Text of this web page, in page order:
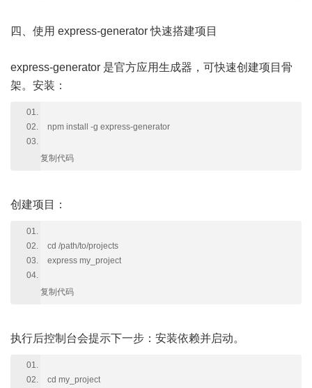
四、使用 express-generator 快速搭建项目
express-generator 是官方应用生成器，可快速创建项目骨
架。安装：
npm install -g express-generator
复制代码
创建项目：
cd /path/to/projects
express my_project
复制代码
执行后控制台会提示下一步：安装依赖并启动。
cd my_project